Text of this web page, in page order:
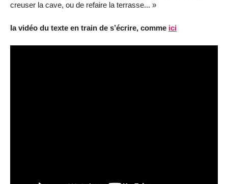
creuser la cave, ou de refaire la terrasse... »
la vidéo du texte en train de s’écrire, comme ici